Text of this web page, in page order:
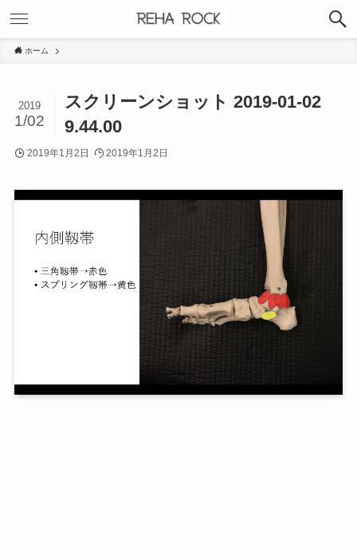
ホーム
スクリーンショット 2019-01-02
9.44.00
2019
1/02
2019年1月2日 2019年1月2日